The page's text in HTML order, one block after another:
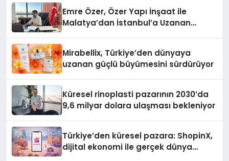
Emre Özer, Özer Yapı İnşaat ile
Malatya’dan İstanbul’a Uzanan
Mirabellix, Türkiye’den dünyaya
uzanan güçlü büyümesini sürdürüyor
Küresel rinoplasti pazarının 2030’da
9,6 milyar dolara ulaşması bekleniyor
Türkiye’den küresel pazara: ShopinX,
dijital ekonomi ile gerçek dünya